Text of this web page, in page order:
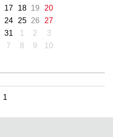
17 18 19
20
24 25 26
27
31 1 2
3
7 8 9 10
1